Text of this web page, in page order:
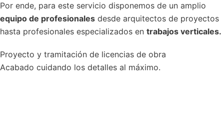
Por ende, para este servicio disponemos de un amplio
equipo de profesionales desde arquitectos de proyectos
hasta profesionales especializados en trabajos verticales.
Proyecto y tramitación de licencias de obra
Acabado cuidando los detalles al máximo.